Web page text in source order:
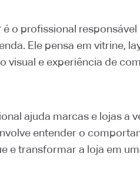
é o profissional
Ele pensa em vitrine,
visual e experiência de
ajuda marcas e lojas a
entender o
e transformar a loja em